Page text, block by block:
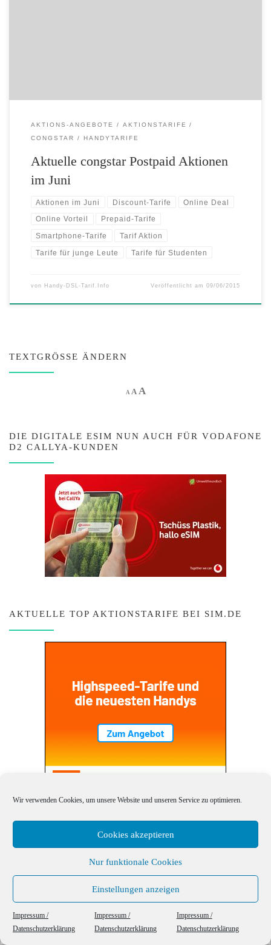
Got it!
Wir verwenden Cookies, um unsere Website und unseren Service zu optimieren.
Cookies akzeptieren
Nur funktionale Cookies
Einstellungen anzeigen
Impressum /
Datenschutzerklärung
Impressum /
Datenschutzerklärung
Impressum /
Datenschutzerklärung
AKTIONS-ANGEBOTE
AKTIONSTARIFE
CONGSTAR
HANDYTARIFE
Aktuelle congstar Postpaid Aktionen
im Juni
Aktionen im Juni Discount-Tarife Online Deal
Online Vorteil Prepaid-Tarife
Smartphone-Tarife Tarif Aktion
Tarife für junge Leute Tarife für Studenten
von Handy-DSL-Tarif.Info Veröffentlicht am09/06/2015
TEXTGRÖSSE ÄNDERN
A Decrease font size.
AReset font size.
AIncrease font size.
DIE DIGITALE ESIM NUN AUCH FÜR VODAFONE
D2 CALLYA-KUNDEN
AKTUELLE TOP AKTIONSTARIFE BEI SIM.DE
VERPASSEN SIE KEINE SCHNÄPPCHEN MEHR.
MELDEN SIE SICH FÜR DEN NEWSLETTER AN.
E-Mail*